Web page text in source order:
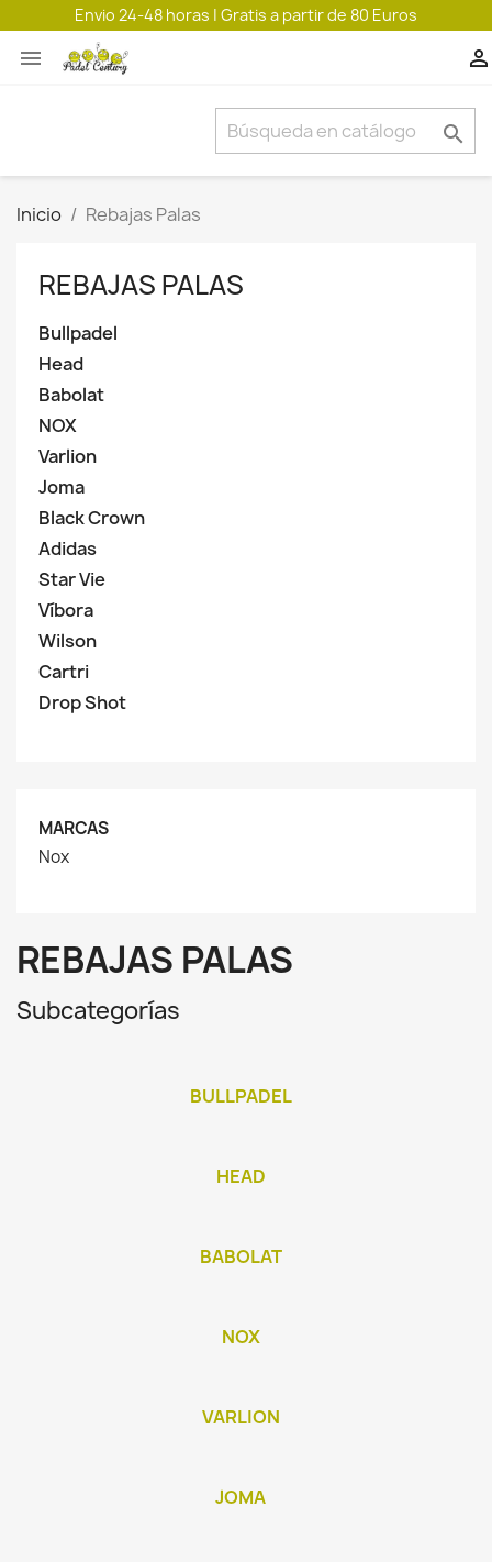
Envio 24-48 horas | Gratis a partir de 80 Euros
 

Inicio Rebajas Palas
REBAJAS PALAS
Bullpadel
Head
Babolat
NOX
Varlion
Joma
Black Crown
Adidas
Star Vie
Víbora
Wilson
Cartri
Drop Shot
MARCAS
Nox
REBAJAS PALAS
Subcategorías
BULLPADEL
HEAD
BABOLAT
NOX
VARLION
JOMA